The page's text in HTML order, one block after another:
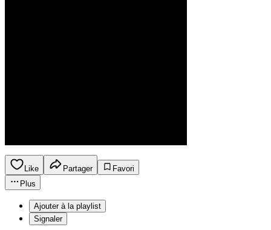
Like Partager
Favori
Plus
Ajouter à la playlist
Signaler